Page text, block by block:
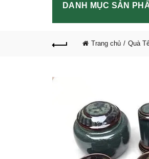
DANH MỤC SẢN
Trang chủ Quà